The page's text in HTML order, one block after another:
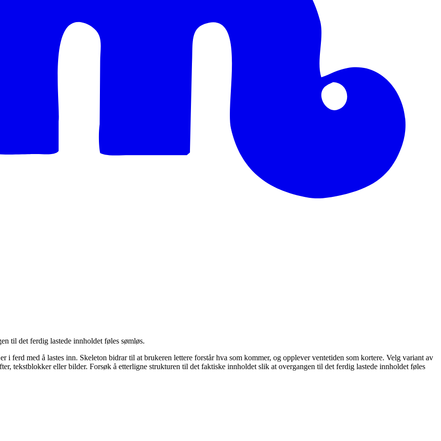
til det ferdig lastede innholdet føles sømløs.
i ferd med å lastes inn. Skeleton bidrar til at brukeren lettere forstår hva som kommer, og opplever ventetiden som kortere. Velg variant av
tekstblokker eller bilder. Forsøk å etterligne strukturen til det faktiske innholdet slik at overgangen til det ferdig lastede innholdet føles